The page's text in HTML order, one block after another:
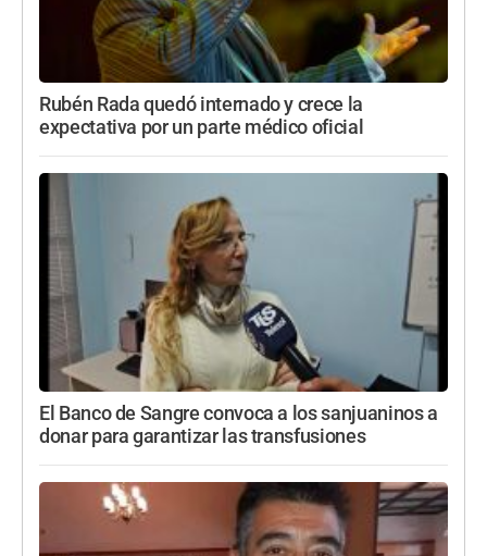
Rubén Rada quedó internado y crece la
expectativa por un parte médico oficial
El Banco de Sangre convoca a los sanjuaninos a
donar para garantizar las transfusiones